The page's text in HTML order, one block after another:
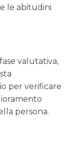
le abitudini
valutativa,
per verificare
persona.